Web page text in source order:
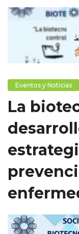
Eventos y Noticias
La